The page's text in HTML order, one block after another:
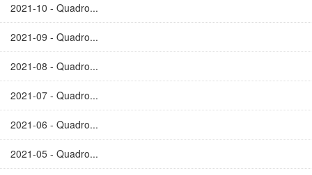
2021-10 - Quadro...
2021-09 - Quadro...
2021-08 - Quadro...
2021-07 - Quadro...
2021-06 - Quadro...
2021-05 - Quadro...